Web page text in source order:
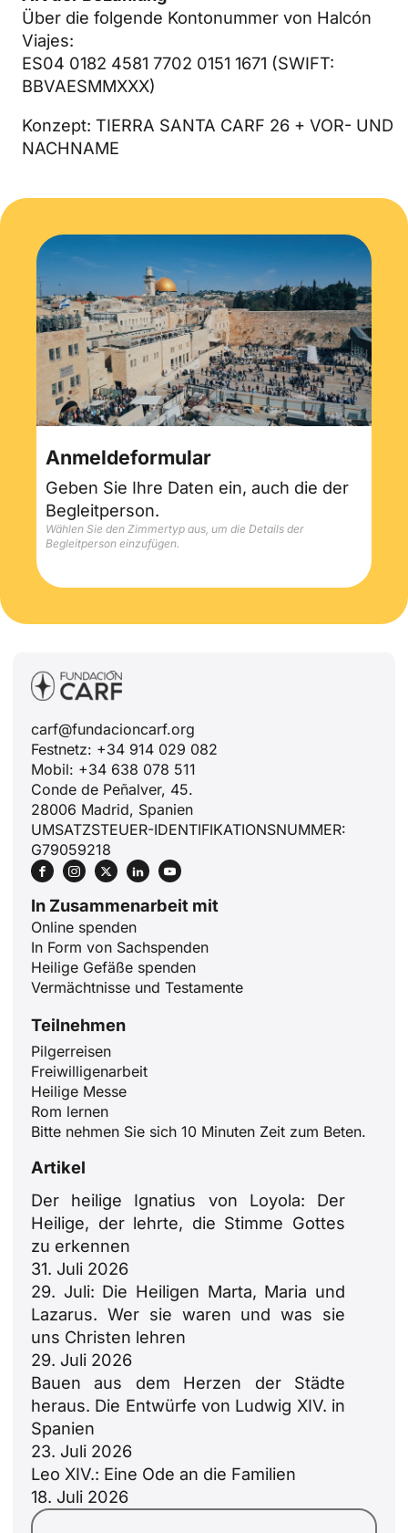
Über die folgende Kontonummer von Halcón
Viajes:
ES04 0182 4581 7702 0151 1671 (SWIFT:
BBVAESMMXXX)
Konzept: TIERRA SANTA CARF 26 + VOR- UND
NACHNAME
Anmeldeformular
Geben Sie Ihre Daten ein, auch die der
Begleitperson.
Wählen Sie den Zimmertyp aus, um die Details der
Begleitperson einzufügen.
carf@fundacioncarf.org
Festnetz: +34 914 029 082
Mobil: +34 638 078 511
Conde de Peñalver, 45.
28006 Madrid, Spanien
UMSATZSTEUER-IDENTIFIKATIONSNUMMER:
G79059218
In Zusammenarbeit mit
Online spenden
In Form von Sachspenden
Heilige Gefäße spenden
Vermächtnisse und Testamente
Teilnehmen
Pilgerreisen
Freiwilligenarbeit
Heilige Messe
Rom lernen
Bitte nehmen Sie sich 10 Minuten Zeit zum Beten.
Artikel
Der heilige Ignatius von Loyola: Der
Heilige, der lehrte, die Stimme Gottes
zu erkennen
31. Juli 2026
29. Juli: Die Heiligen Marta, Maria und
Lazarus. Wer sie waren und was sie
uns Christen lehren
29. Juli 2026
Bauen aus dem Herzen der Städte
heraus. Die Entwürfe von Ludwig XIV. in
Spanien
23. Juli 2026
Leo XIV.: Eine Ode an die Familien
18. Juli 2026
RU